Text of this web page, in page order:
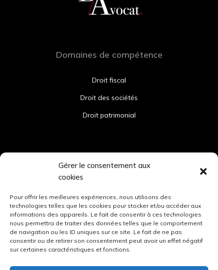
Gérer le consentement aux
cookies
Pour offrir les meilleures expériences, nous utilisons des
technologies telles que les cookies pour stocker et/ou accéder aux
informations des appareils. Le fait de consentir à ces technologies
nous permettra de traiter des données telles que le comportement
de navigation ou les ID uniques sur ce site. Le fait de ne pas
consentir ou de retirer son consentement peut avoir un effet négatif
sur certaines caractéristiques et fonctions.
Domaines de compétence
Droit fiscal
Droit des sociétés
Droit patrimonial
Contact
sd@sara-dray-avocat.com
Lundi – Vendredi : 9h-12h – 14h-19h
06 77 64 60 83